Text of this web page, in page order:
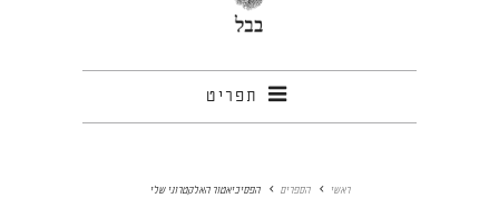
תפריט
ראשי הספרים הפסיכיאטור האלקטרוני שלי